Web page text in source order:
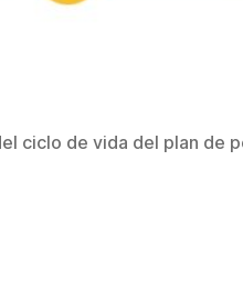
ciclo de vida del plan de